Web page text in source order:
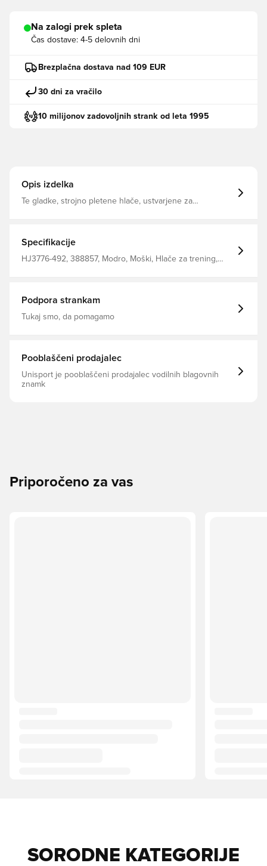
Na zalogi prek spleta
Čas dostave: 4-5 delovnih dni
Brezplačna dostava nad 109 EUR
30 dni za vračilo
10 milijonov zadovoljnih strank od leta 1995
Opis izdelka
Te gladke, strojno pletene hlače, ustvarjene za
bližnji poti ne motijo.
Specifikacije
HJ3776-492, 388857, Modro, Moški, Hlače za trening,
Podpora strankam
Tukaj smo, da pomagamo
Pooblaščeni prodajalec
Unisport je pooblaščeni prodajalec vodilnih blagovnih
znamk
Priporočeno za vas
SORODNE KATEGORIJE